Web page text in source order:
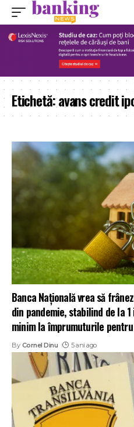
Etichetă:avans credit
Banca Națională vrea să
din pandemie, stabilind de la
minim la împrumuturile
By Cornel Dinu 5 ani ago